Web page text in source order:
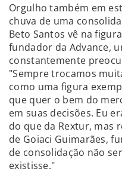
Orgulho também em
chuva de uma
Beto Santos vê na
fundador da Advance,
constantemente
"Sempre trocamos
como uma figura
que quer o bem do
em suas decisões. Eu
do que da Rextur, mas
de Goiaci Guimarães,
de consolidação não
existisse."